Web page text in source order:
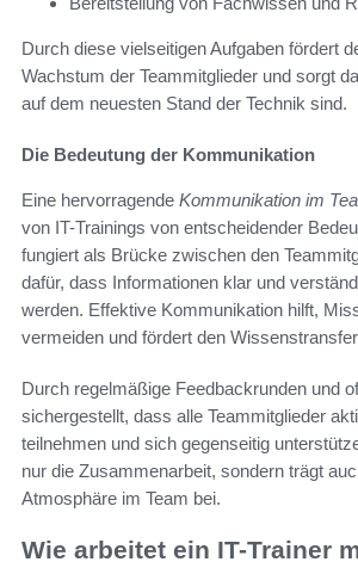
Durch diese vielseitigen Aufgaben fördert
Wachstum der Teammitglieder und sorgt
auf dem neuesten Stand der Technik sind.
Die Bedeutung der Kommunikation
Eine hervorragende Kommunikation im
von IT-Trainings von entscheidender
fungiert als Brücke zwischen den
dafür, dass Informationen klar und
werden. Effektive Kommunikation hilft,
vermeiden und fördert den
Durch regelmäßige Feedbackrunden und
sichergestellt, dass alle Teammitglieder
teilnehmen und sich gegenseitig
nur die Zusammenarbeit, sondern trägt
Atmosphäre im Team bei.
Wie arbeitet ein IT-Trainer